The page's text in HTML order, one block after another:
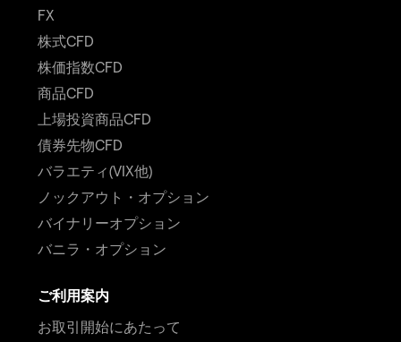
FX
株式CFD
株価指数CFD
商品CFD
上場投資商品CFD
債券先物CFD
バラエティ(VIX他)
ノックアウト・オプション
バイナリーオプション
バニラ・オプション
ご利用案内
お取引開始にあたって